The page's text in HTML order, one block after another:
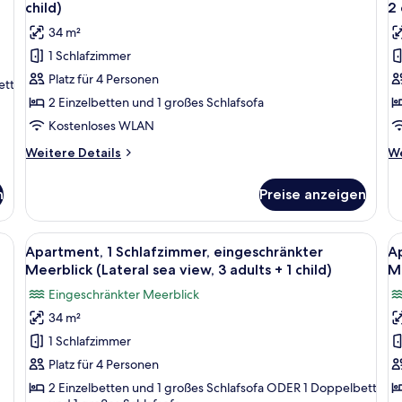
für
Apartment,
Schlafzimmer,
Poolblick
(3
adults
and
child)
anzeigen
child)
34 m²
1 Schlafzimmer
Platz für 4 Personen
2 Einzelbetten und 1 großes Schlafsofa
Kostenloses WLAN
Weitere Details
Weitere
1
Schlafzimmer,
Poolblick
(3
and
child)
Preise anzeigen
(2
2
1
(2
2
und einem Tisch mit Früchten.
Alle
Fotos
Apartment,
1
Schlafzimmer,
eingeschränkter
Meerblick
Ein modernes Hotelzimmer mit
10
Apartment, 1 Schlafzimmer, eingeschränkter
Meerblick (Lateral sea view, 3 adults + 1 child)
Eingeschränkter Meerblick
34 m²
1 Schlafzimmer
Platz für 4 Personen
2 Einzelbetten und 1 großes Schlafsofa ODER 1 Doppelbett
1